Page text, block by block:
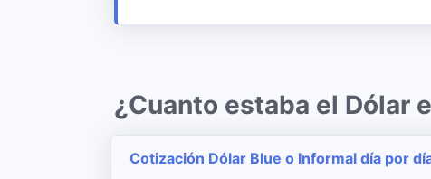
¿Cuanto estaba el Dólar
Cotización Dólar Blue o Informal día por